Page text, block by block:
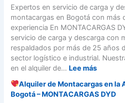
,
B
o
g
o
t
á
–
¡
n
l
a
A
v
e
n
i
d
n
t
a
r
a
s
Expertos en servicio de carga y
montacargas en Bogotá con más
experiencia En MONTACARGAS
servicio de carga y descarga con
respaldados por más de 25 años
sector logístico e industrial.
en el alquiler de... Lee más:
S
e
Alquiler de Montacargas en la
Bogotá – MONTACARGAS DYD